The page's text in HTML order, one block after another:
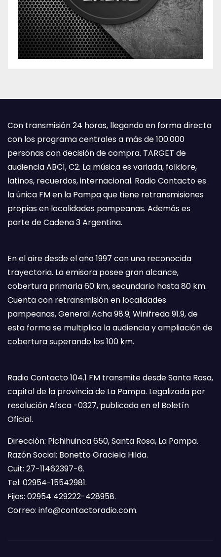
Con transmisión 24 horas, llegando en forma directa
con los programa centrales a más de 100.000
personas con decisión de compra. TARGET de
audiencia ABC1, C2. La música es variada, folklore,
latinos, recuerdos, internacional. Radio Contacto es
la única FM en la Pampa que tiene retransmisiones
propias en localidades pampeanas. Además es
parte de Cadena 3 Argentina.
En el aire desde el año 1997 con una reconocida
trayectoria. La emisora posee gran alcance,
cobertura primaria 60 km, secundario hasta 80 km.
Cuenta con retransmisión en localidades
pampeanas, General Acha 98.9; Winifreda 91.9, de
esta forma se multiplica la audiencia y ampliación de
cobertura superando los 100 km.
Radio Contacto 104.1 FM transmite desde Santa Rosa,
capital de la provincia de La Pampa. Legalizada por
resolución Afsca -0327, publicada en el Boletín
Oficial.
Dirección: Pichihuinca 650, Santa Rosa, La Pampa.
Razón Social: Bonetto Graciela Hilda.
Cuit: 27-11462397-6.
Tel: 02954-15542981.
Fijos: 02954 429222-428958.
Correo: info@contactoradio.com.